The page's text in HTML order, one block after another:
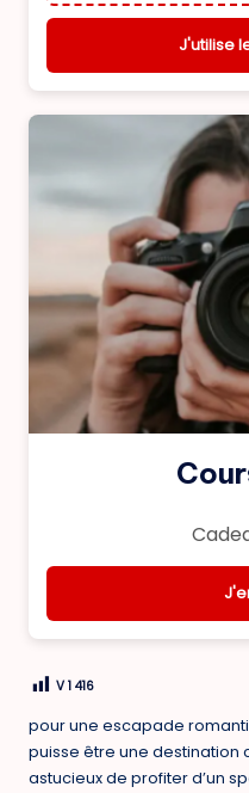
J'utilise
V 1 416
pour une escapade
puisse être une destination
astucieux de profiter d’un